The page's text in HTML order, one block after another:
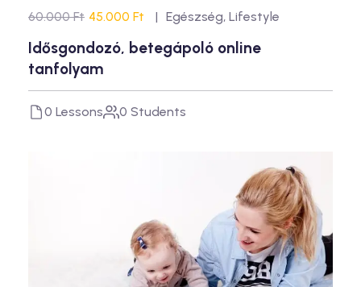
60.000 Ft 45.000 Ft Egészség, Lifestyle
Idősgondozó, betegápoló online
tanfolyam
0 Lessons 0 Students